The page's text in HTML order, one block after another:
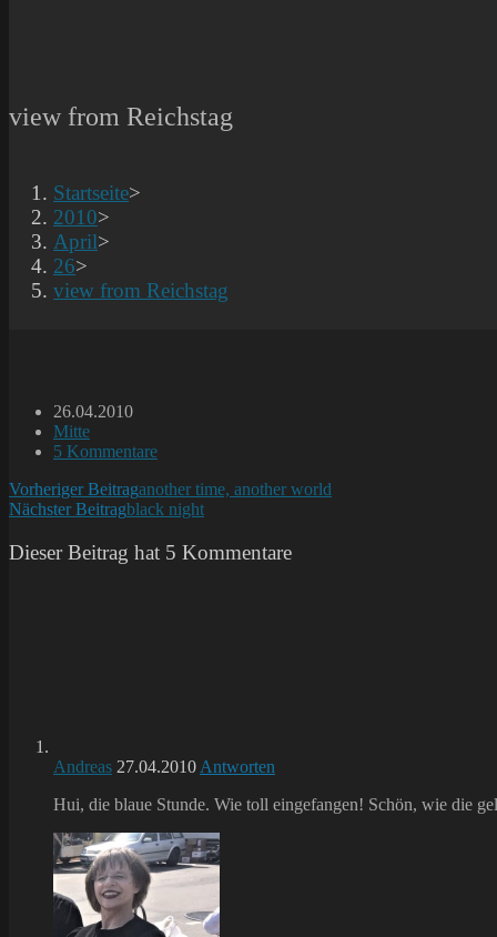
view from Reichstag
Startseite>
2010>
April>
26>
view from Reichstag
Beitrag
veröffentlicht:
26.04.2010
Beitrags-
Kategorie:
Mitte
Beitrags-
5 Kommentare
Weitere
Artikel
ansehen
Vorheriger Beitraganother time, another world
Nächster Beitragblack night
Dieser Beitrag hat 5 Kommentare
Andreas 27.04.2010 Antworten
Hui, die blaue Stunde. Wie toll eingefangen! Schön, wie die